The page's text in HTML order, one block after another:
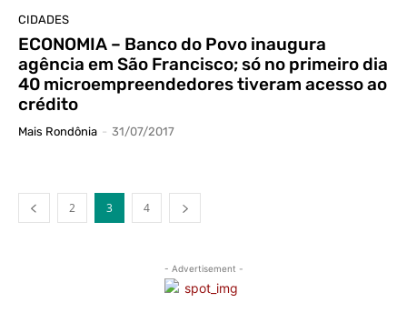
CIDADES
ECONOMIA – Banco do Povo inaugura
agência em São Francisco; só no primeiro dia
40 microempreendedores tiveram acesso ao
crédito
Mais Rondônia - 31/07/2017
2 3 4
- Advertisement -